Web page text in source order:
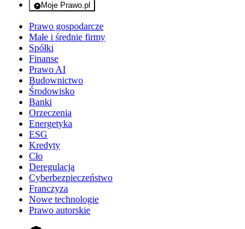
Moje Prawo.pl
- rejestracja i logowanie do serwisu
Prawo gospodarcze
Małe i średnie firmy
Spółki
Finanse
Prawo AI
Budownictwo
Środowisko
Banki
Orzeczenia
Energetyka
ESG
Kredyty
Cło
Deregulacja
Cyberbezpieczeństwo
Franczyza
Nowe technologie
Prawo autorskie